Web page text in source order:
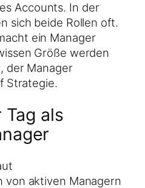
Accounts. In der
sich beide Rollen oft.
ein Manager
Größe werden
der Manager
Strategie.
als
von aktiven Managern